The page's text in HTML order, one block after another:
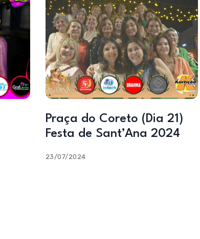
Praça do Coreto (Dia 21)
Festa de Sant’Ana 2024
23/07/2024